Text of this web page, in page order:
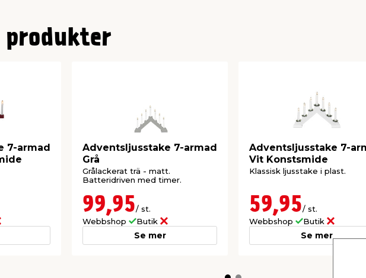
produkter
7-armad
Adventsljusstake 7-armad
Grå
Grålackerat trä - matt.
Batteridriven med timer.
99,95/ st.
Webbshop
Butik
Se mer
Adventsljusstake 7-
Vit Konstsmide
Klassisk ljusstake i plast.
59,95/ st.
Webbshop
Butik
Se mer